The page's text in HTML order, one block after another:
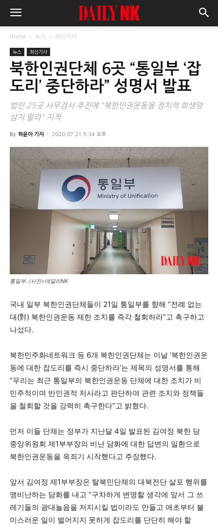
Home 뉴스 최신기사
뉴스 최신기사
북한인권단체 6곳 “통일부 ‘잡
도리’ 중단하라” 성명서 발표
법인 25곳 사무검사 추진에 "북한인권운동을 정치적 희생양
삼지 말라" 지적
By 하윤아 기자 - 2020.07.21 5:34 오후
통일부. /사진=데일리NK
국내 일부 북한인권단체들이 21일 통일부를 향해 “전례 없는
대(對) 북한인권운동 제한 조치를 즉각 철회하라”고 촉구하고
나섰다.
북한민주화네트워크 등 6개 북한인권단체는 이날 ‘북한인권운
동에 대한 잡도리를 즉시 중단하라’는 제목의 성명서를 통해
“우리는 최근 통일부의 북한인권운동 단체에 대한 조치가 비
민주적이며 반인권적 처사라고 판단하여 관련 조치와 정책들
을 철회할 것을 강력히 촉구한다”고 밝혔다.
먼저 이들 단체는 정부가 지난달 4일 발표된 김여정 북한 당
중앙위원회 제1부부장의 비난 담화에 대한 답변의 일환으로
북한인권운동을 옥죄기 시작했다고 주장했다.
앞서 김여정 제1부부장은 탈북민단체의 대북전단 살포 행위를
맹비난하는 담화를 내고 “구차하게 변명할 생각에 앞서 그 쓰
레기들의 광대놀음을 저지시킬 법이라도 만들고 애초부터 불
미스러운 일이 벌어지지 못하게 잡도리를 단단히 해야 할